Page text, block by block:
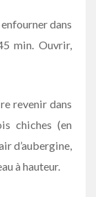
dans
min. Ouvrir,
revenir dans
chiches (en
d’aubergine,
à hauteur.